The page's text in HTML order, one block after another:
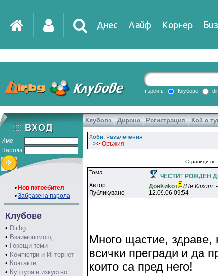
Днес Лайф Корнер
DirTV Impressio
Games
търси в Клубове
Име
Парола
• Нов потребител
• Забравена парола
Клубове
• Dir.bg
• Взаимопомощ
• Горещи теми
• Компютри и Интернет
• Контакти
• Култура и изкуство
Клубове Дирене Регистрация Кой е
Хоби, Развлечения
>> Оръжия
Страници по
Тема
ЧЕСТИТ РОЖДЕН
Автор
ДoнKиkoт
(Не Кихот
Публикувано
12.09.06 09:54
Много щастие, здраве,
всички прегради и да
които са пред него!